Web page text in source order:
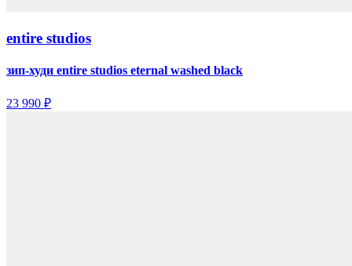
entire studios
зип-худи entire studios eternal washed black
23 990 ₽